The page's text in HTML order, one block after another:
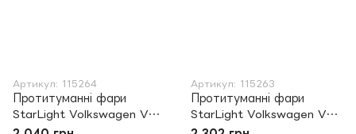
Артикул: 115264
Протитуманні фари
StarLight Volkswagen VW
T5/Jetta 6/Golf
Артикул: 115263
Протитуманні фари
StarLight Volkswagen VW
T5/Jetta 6/Golf